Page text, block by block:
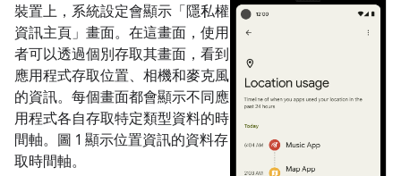
裝置上，系統設定會顯示「隱私權
資訊主頁」畫面。在這畫面，使用
者可以透過個別存取其畫面，看到
應用程式存取位置、相機和麥克風
的資訊。每個畫面都會顯示不同應
用程式各自存取特定類型資料的時
間軸。圖 1 顯示位置資訊的資料存
取時間軸。